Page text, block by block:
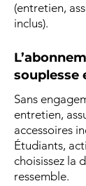
(entretien,
inclus).
souplesse
Sans
entretien,
accessoires
Étudiants,
choisissez la
ressemble.